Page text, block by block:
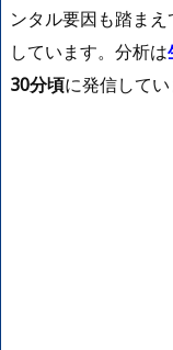
ンタル要因も踏ま
しています。分析は
30分頃に発信してい